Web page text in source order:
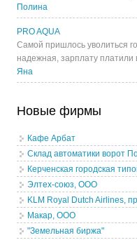
Полина
PRO AQUA
Самой пришлось уволиться
надежная, зарплату платили
Яна
Новые фирмы
Кафе Арбат
Склад автоматики ворот
Керченская городская
Элтех-союз, ООО
KLM Royal Dutch Airlines,
Макар, ООО
"Земельная биржа"